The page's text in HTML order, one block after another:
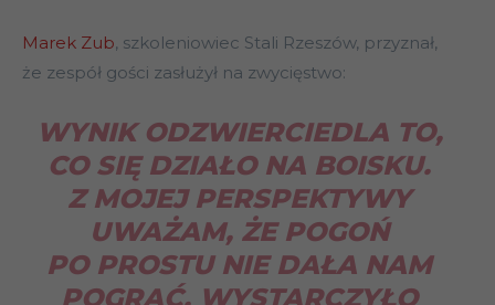
Marek Zub, szkoleniowiec Stali Rzeszów, przyznał,
że zespół gości zasłużył na zwycięstwo:
WYNIK ODZWIERCIEDLA TO,
CO SIĘ DZIAŁO NA BOISKU.
Z MOJEJ PERSPEKTYWY
UWAŻAM, ŻE POGOŃ
PO PROSTU NIE DAŁA NAM
POGRAĆ. WYSTARCZYŁO